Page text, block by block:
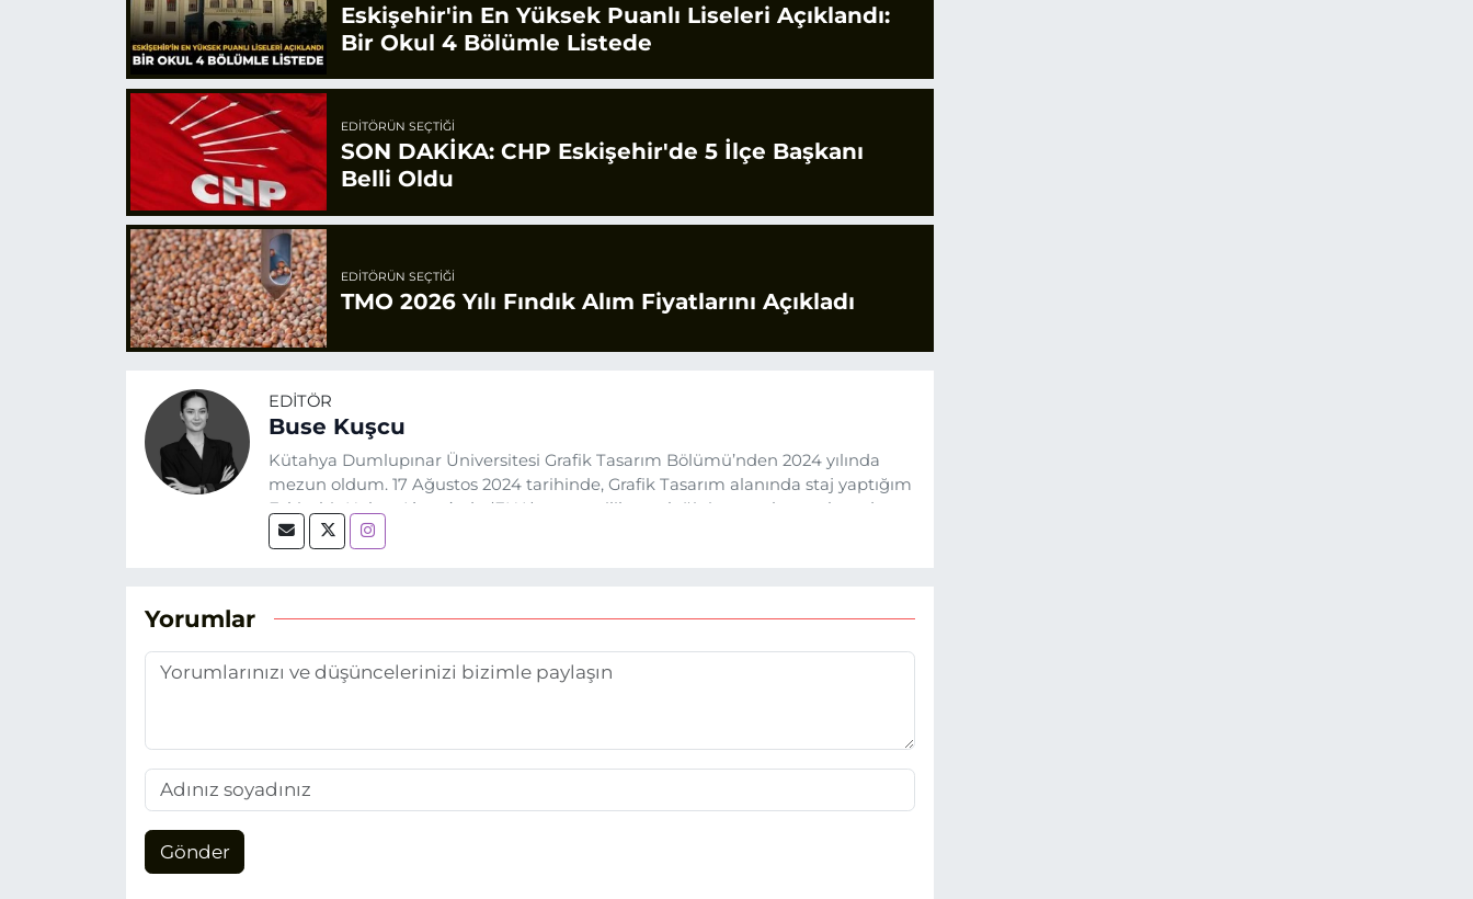
Eskişehir'in En Yüksek Puanlı Liseleri Açıklandı:
Bir Okul 4 Bölümle Listede
EDITÖRÜN SEÇTIĞI
SON DAKİKA: CHP Eskişehir'de 5 İlçe Başkanı
Belli Oldu
EDITÖRÜN SEÇTIĞI
TMO 2026 Yılı Fındık Alım Fiyatlarını Açıkladı
EDITÖR
Buse Kuşcu
Kütahya Dumlupınar Üniversitesi Grafik Tasarım Bölümü’nden 2024 yılında
mezun oldum. 17 Ağustos 2024 tarihinde, Grafik Tasarım alanında staj yaptığım
Eskişehir Haber Ajansı’nda (EHA) gazetecilik mesleğinin temel unsurlarından
biri olan merak duygusunun etkisiyle basın sektörüne adım attım.
Yorumlar
Gönder